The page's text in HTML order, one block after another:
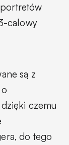
calowy
są z
czemu
do tego